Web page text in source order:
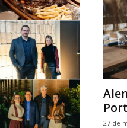
27 de